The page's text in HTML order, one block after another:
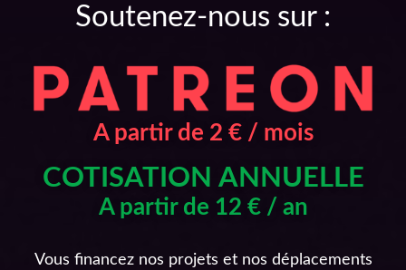
Soutenez-nous sur :
A partir de 2 € / mois
COTISATION ANNUELLE
A partir de 12 € / an
Vous financez nos projets et nos déplacements